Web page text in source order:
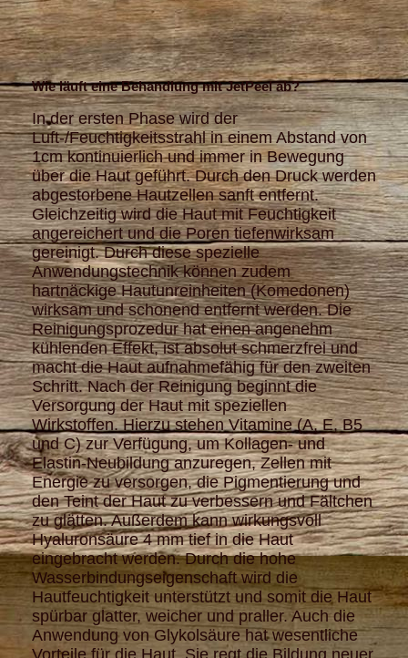
Wie läuft eine Behandlung mit JetPeel ab?
In der ersten Phase wird der
Luft-/Feuchtigkeitsstrahl in einem Abstand von
1cm kontinuierlich und immer in Bewegung
über die Haut geführt. Durch den Druck werden
abgestorbene Hautzellen sanft entfernt.
Gleichzeitig wird die Haut mit Feuchtigkeit
angereichert und die Poren tiefenwirksam
gereinigt. Durch diese spezielle
Anwendungstechnik können zudem
hartnäckige Hautunreinheiten (Komedonen)
wirksam und schonend entfernt werden. Die
Reinigungsprozedur hat einen angenehm
kühlenden Effekt, ist absolut schmerzfrei und
macht die Haut aufnahmefähig für den zweiten
Schritt. Nach der Reinigung beginnt die
Versorgung der Haut mit speziellen
Wirkstoffen. Hierzu stehen Vitamine (A, E, B5
und C) zur Verfügung, um Kollagen- und
Elastin-Neubildung anzuregen, Zellen mit
Energie zu versorgen, die Pigmentierung und
den Teint der Haut zu verbessern und Fältchen
zu glätten. Außerdem kann wirkungsvoll
Hyaluronsäure 4 mm tief in die Haut
eingebracht werden. Durch die hohe
Wasserbindungseigenschaft wird die
Hautfeuchtigkeit unterstützt und somit die Haut
spürbar glatter, weicher und praller. Auch die
Anwendung von Glykolsäure hat wesentliche
Vorteile für die Haut. Sie regt die Bildung neuer